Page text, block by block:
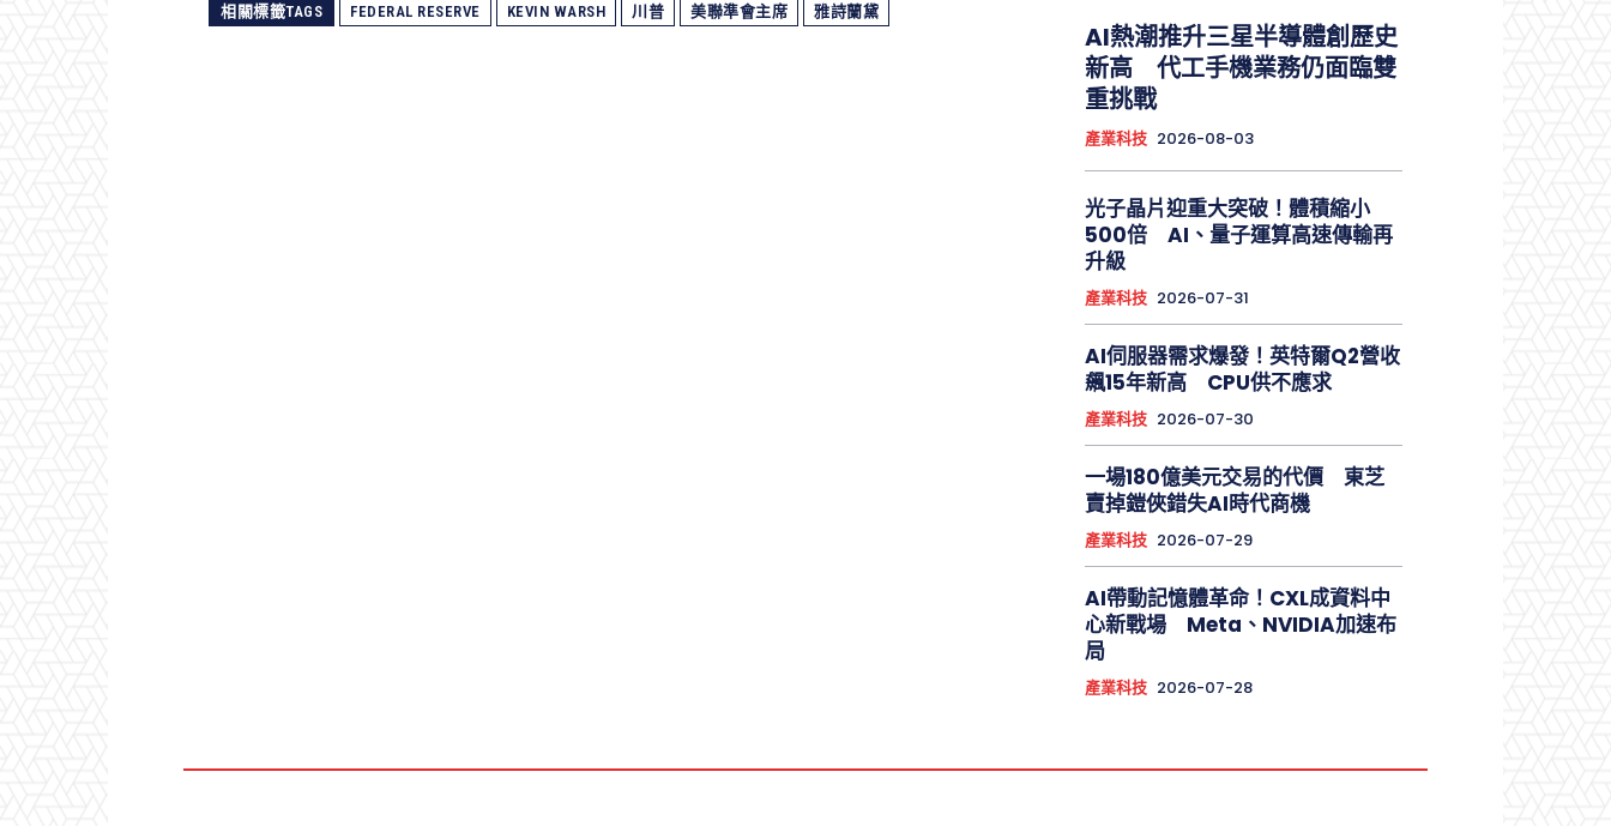
相關標籤TAGS FEDERAL RESERVE KEVIN WARSH 川普 美聯準會主席 雅詩蘭黛
AI熱潮推升三星半導體創歷史
新高 代工手機業務仍面臨雙
重挑戰
產業科技 2026-08-03
光子晶片迎重大突破！體積縮小
500倍 AI、量子運算高速傳輸再
升級
產業科技 2026-07-31
AI伺服器需求爆發！英特爾Q2營收
飆15年新高 CPU供不應求
產業科技 2026-07-30
一場180億美元交易的代價 東芝
賣掉鎧俠錯失AI時代商機
產業科技 2026-07-29
AI帶動記憶體革命！CXL成資料中
心新戰場 Meta、NVIDIA加速布
局
產業科技 2026-07-28